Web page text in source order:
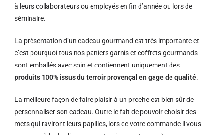
à leurs collaborateurs ou employés en fin d’année ou lors de
séminaire.
La présentation d’un cadeau gourmand est très importante et
c’est pourquoi tous nos paniers garnis et coffrets gourmands
sont emballés avec soin et contiennent uniquement des
produits 100% issus du terroir provençal en gage de qualité.
La meilleure façon de faire plaisir à un proche est bien sûr de
personnaliser son cadeau. Outre le fait de pouvoir choisir des
mets qui raviront leurs papilles, lors de votre commande il vous